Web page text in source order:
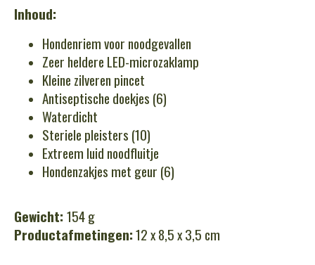
Inhoud:
Hondenriem voor noodgevallen
Zeer heldere LED-microzaklamp
Kleine zilveren pincet
Antiseptische doekjes (6)
Waterdicht
Steriele pleisters (10)
Extreem luid noodfluitje
Hondenzakjes met geur (6)
Gewicht: 154 g
Productafmetingen:12 x 8,5 x 3,5 cm